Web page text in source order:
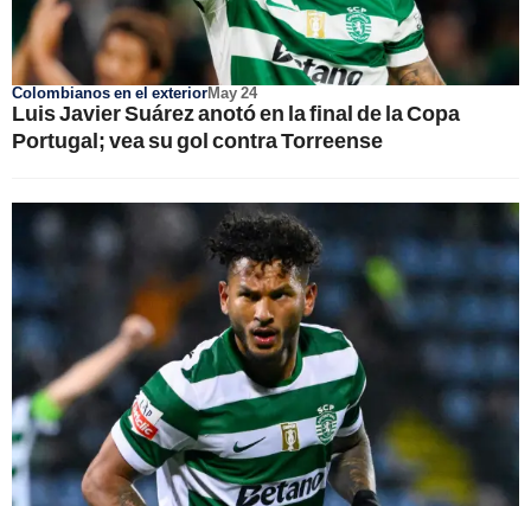
Colombianos en el exteriorMay 24
Luis Javier Suárez anotó en la final de la Copa
Portugal; vea su gol contra Torreense